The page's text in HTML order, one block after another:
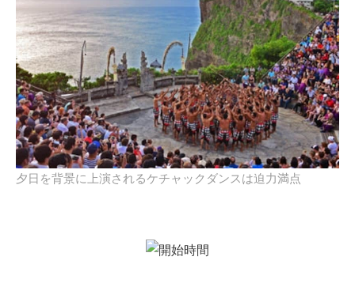
夕日を背景に上演されるケチャックダンスは迫力満点